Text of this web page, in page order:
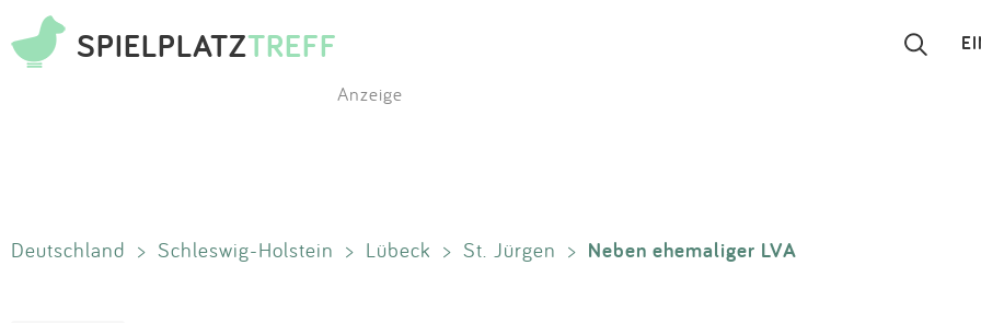
SPIELPLATZTREFF
App
Anzeige
Deutschland > Schleswig-Holstein > Lübeck > St. Jürgen > Neben ehemaliger LVA